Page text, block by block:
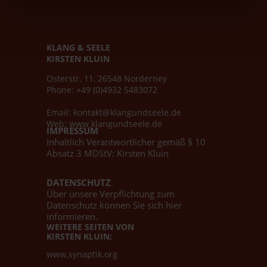
KLANG & SEELE
KIRSTEN KLUIN
Osterstr. 11, 26548 Norderney
Phone: +49 (0)4932 5483072
Email: kontakt@klangundseele.de
Web:www.klangundseele.de
IMPRESSUM
Inhaltlich Verantwortlicher gemäß § 10
Absatz 3 MDStV: Kirsten Kluin
DATENSCHUTZ
Über unsere Verpflichtung zum
Datenschutz können Sie sich hier
informieren.
WEITERE SEITEN VON
KIRSTEN KLUIN:
www.synaptik.org